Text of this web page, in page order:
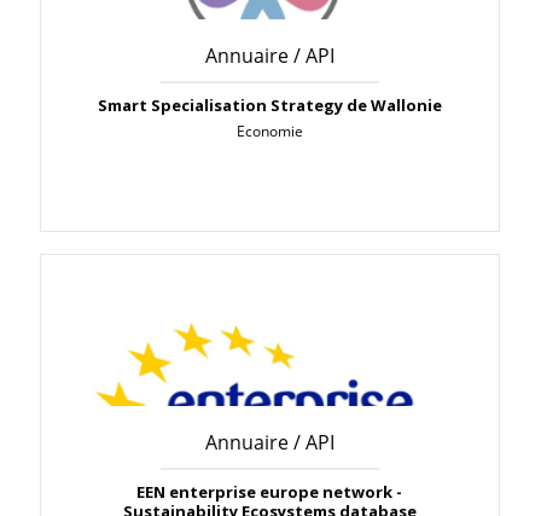
Annuaire / API
Smart Specialisation Strategy de Wallonie
Economie
Annuaire / API
EEN enterprise europe network -
Sustainability Ecosystems database